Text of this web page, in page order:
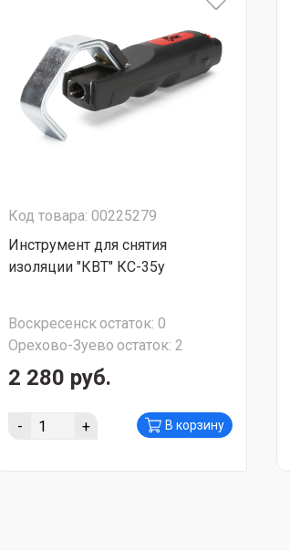
Код товара: 00225279
Инструмент для снятия
изоляции "КВТ" КС-35у
Воскресенскостаток: 0
Орехово-Зуево остаток: 2
2 280 руб.
- + В корзину